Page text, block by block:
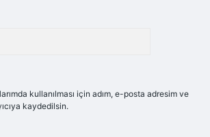
kullanılması için adım, e-posta adresim ve
kaydedilsin.